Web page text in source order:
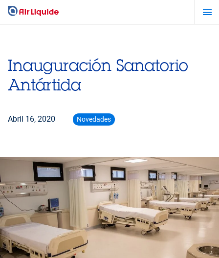
Pasar
Inauguración Sanatorio
Antártida
Abril 16, 2020 Novedades